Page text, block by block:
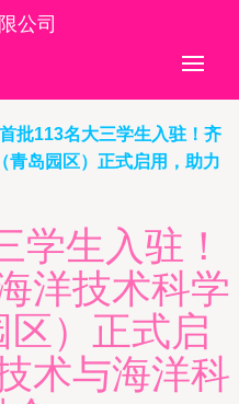
公司
首批113名大三学生入驻！齐
青岛园区）正式启用，助力
学生入驻！
洋技术科学
）正式启
术与海洋科